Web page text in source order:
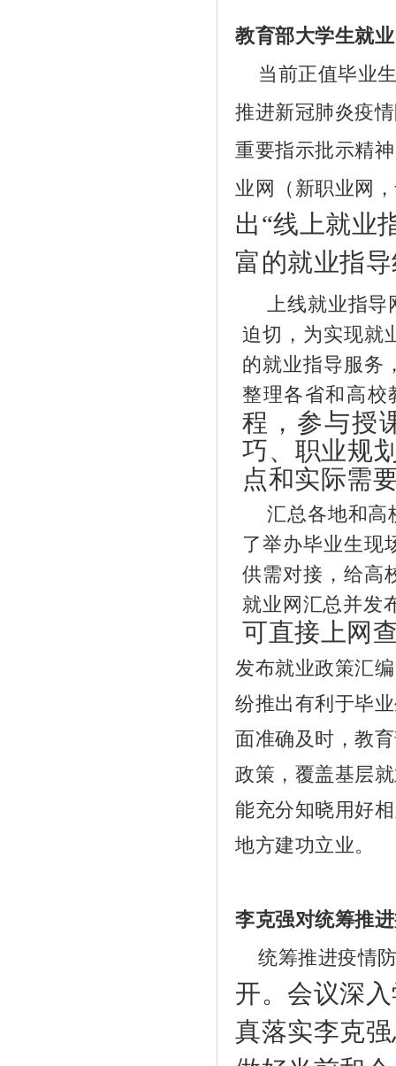
教育部大学生就
当前正值毕业生
推进新冠肺炎疫
重要指示批示精
业网（新职业网，
出“线上就业
富的就业指
上线就业指
迫切，为实现就
的就业指导服务
整理各省和高校
程，参与授
巧、职业规
点和实际需
汇总各地和高
了举办毕业生现
供需对接，给高
就业网汇总并发
可直接上网
发布就业政策汇
纷推出有利于毕
面准确及时，教
政策，覆盖基层
能充分知晓用好
地方建功立业。
李克强对统筹推
统筹推进疫情
开。会议深
真落实李克